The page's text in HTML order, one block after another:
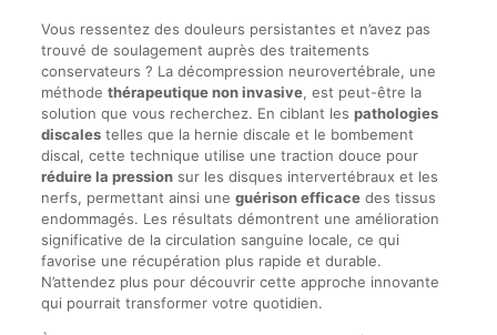
Vous ressentez des douleurs persistantes et n’avez pas
trouvé de soulagement auprès des traitements
conservateurs ? La décompression neurovertébrale, une
méthode thérapeutique non invasive, est peut-être la
solution que vous recherchez. En ciblant les pathologies
discalestelles que la hernie discale et le bombement
discal, cette technique utilise une traction douce pour
réduire la pressionsur les disques intervertébraux et les
nerfs, permettant ainsi une guérison efficacedes tissus
endommagés. Les résultats démontrent une amélioration
significative de la circulation sanguine locale, ce qui
favorise une récupération plus rapide et durable.
N’attendez plus pour découvrir cette approche innovante
qui pourrait transformer votre quotidien.